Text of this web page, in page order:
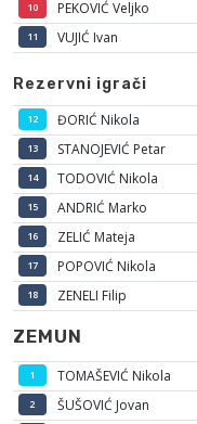
10 PEKOVIĆ Veljko
11 VUJIĆ Ivan
Rezervni igrači
12 ĐORIĆ Nikola
13 STANOJEVIĆ Petar
14 TODOVIĆ Nikola
15 ANDRIĆ Marko
16 ZELIĆ Mateja
17 POPOVIĆ Nikola
18 ZENELI Filip
ZEMUN
1 TOMAŠEVIĆ Nikola
2 ŠUŠOVIĆ Jovan